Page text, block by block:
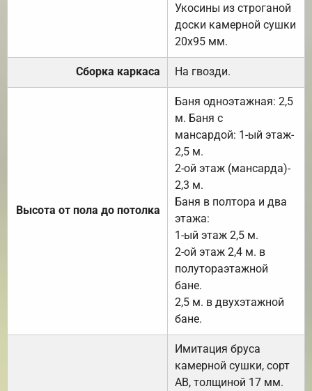
Укосины из строганой
доски камерной сушки
20х95 мм.
Сборка каркаса На гвозди.
Высота от пола до потолка
Баня одноэтажная: 2,5
м. Баня с
мансардой: 1-ый этаж-
2,5 м.
2-ой этаж (мансарда)-
2,3 м.
Баня в полтора и два
этажа:
1-ый этаж 2,5 м.
2-ой этаж 2,4 м. в
полутораэтажной
бане.
2,5 м. в двухэтажной
бане.
Имитация бруса
камерной сушки, сорт
АВ, толщиной 17 мм.